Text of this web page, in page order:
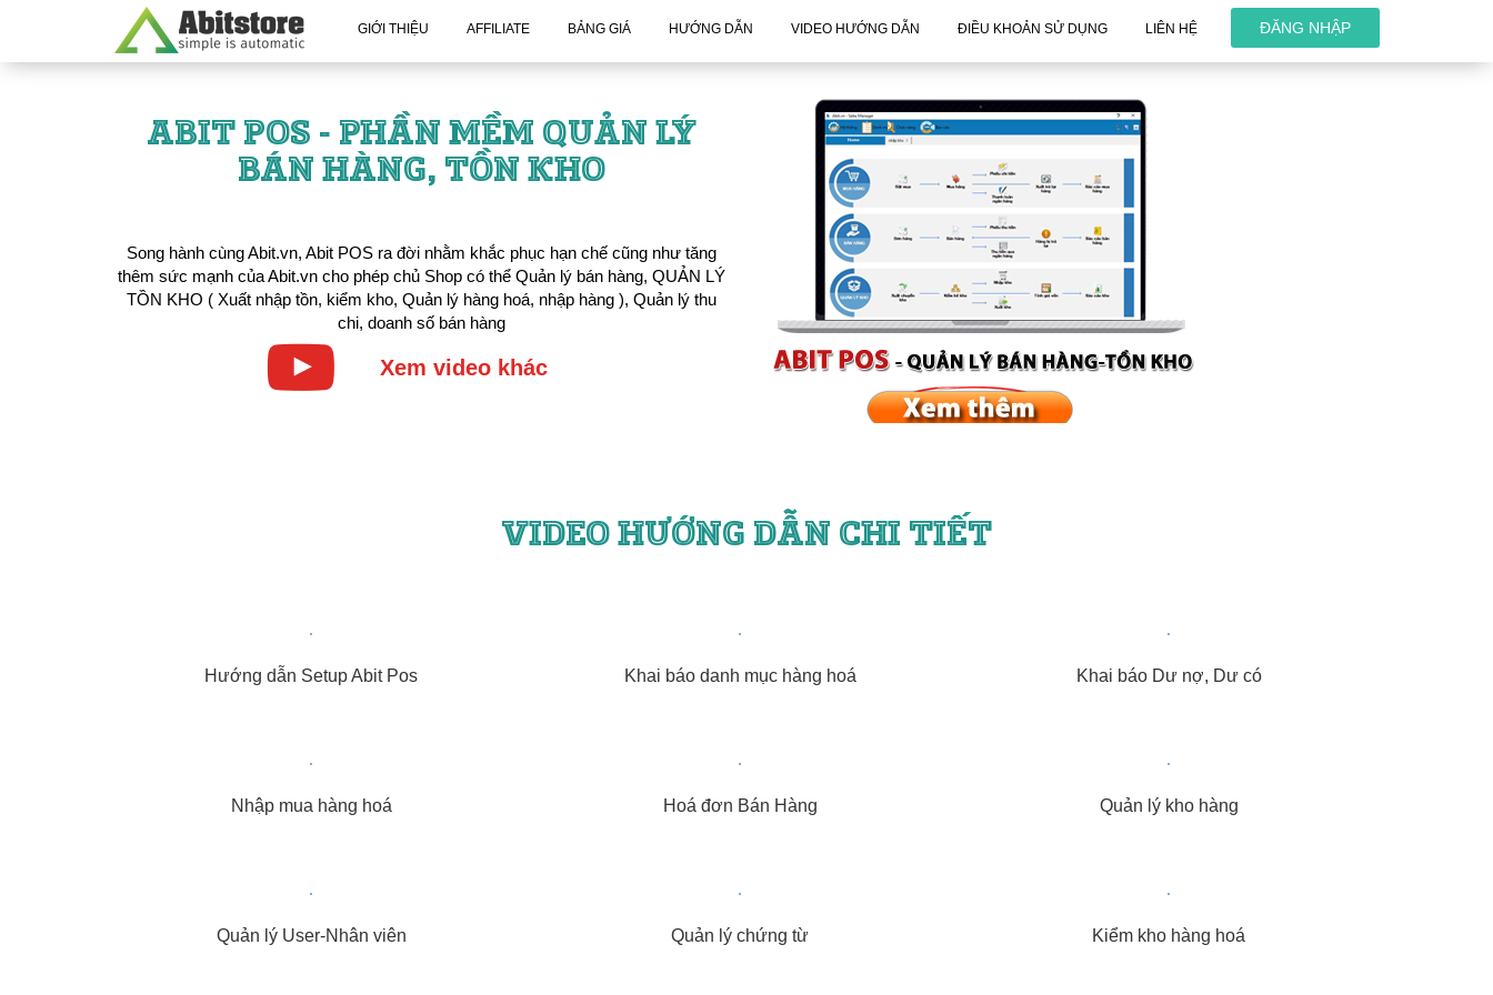
ĐĂNG NHẬP
GIỚI THIỆU AFFILIATE BẢNG GIÁ HƯỚNG DẪN VIDEO HƯỚNG DẪN ĐIỀU KHOẢN SỬ DỤNG LIÊN HỆ
ABIT POS - PHẦN MỀM QUẢN LÝ
BÁN HÀNG, TỒN KHO
Song hành cùng Abit.vn, Abit POS ra đời nhằm khắc phục hạn chế cũng như tăng
thêm sức mạnh của Abit.vn cho phép chủ Shop có thể Quản lý bán hàng, QUẢN LÝ
TỒN KHO ( Xuất nhập tồn, kiểm kho, Quản lý hàng hoá, nhập hàng ), Quản lý thu
chi, doanh số bán hàng
Xem video khác
VIDEO HƯỚNG DẪN CHI TIẾT
Hướng dẫn Setup Abit Pos Khai báo danh mục hàng hoá Khai báo Dư nợ, Dư có
Nhập mua hàng hoá Hoá đơn Bán Hàng Quản lý kho hàng
Quản lý User-Nhân viên Quản lý chứng từ Kiểm kho hàng hoá